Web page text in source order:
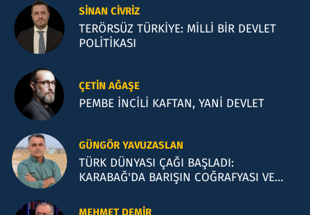
SINAN CIVRIZ
TERÖRSÜZ TÜRKİYE: MİLLİ BİR DEVLET
POLİTİKASI
ÇETIN AĞAŞE
PEMBE İNCİLİ KAFTAN, YANİ DEVLET
GÜNGÖR YAVUZASLAN
TÜRK DÜNYASI ÇAĞI BAŞLADI:
KARABAĞ'DA BARIŞIN COĞRAFYASI VE
MEHMET DEMIR